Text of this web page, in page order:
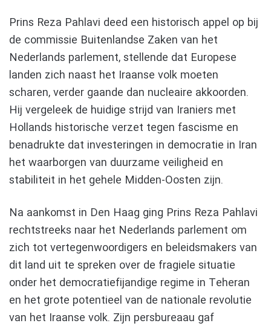
Prins Reza Pahlavi deed een historisch appel op bij
de commissie Buitenlandse Zaken van het
Nederlands parlement, stellende dat Europese
landen zich naast het Iraanse volk moeten
scharen, verder gaande dan nucleaire akkoorden.
Hij vergeleek de huidige strijd van Iraniers met
Hollands historische verzet tegen fascisme en
benadrukte dat investeringen in democratie in Iran
het waarborgen van duurzame veiligheid en
stabiliteit in het gehele Midden-Oosten zijn.
Na aankomst in Den Haag ging Prins Reza Pahlavi
rechtstreeks naar het Nederlands parlement om
zich tot vertegenwoordigers en beleidsmakers van
dit land uit te spreken over de fragiele situatie
onder het democratiefijandige regime in Teheran
en het grote potentieel van de nationale revolutie
van het Iraanse volk. Zijn persbureaau gaf